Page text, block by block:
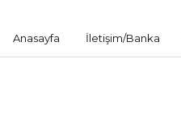
Anasayfa İletişim/Banka